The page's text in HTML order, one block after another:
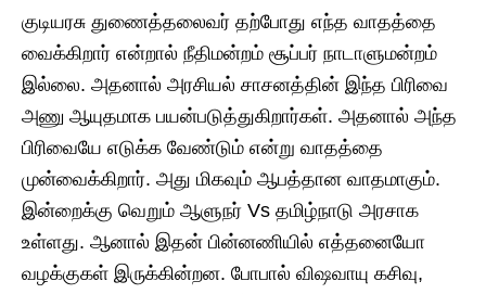
குடியரசு துணைத்தலைவர் தற்போது எந்த வாதத்தை
வைக்கிறார் என்றால் நீதிமன்றம் சூப்பர் நாடாளுமன்றம்
இல்லை. அதனால் அரசியல் சாசனத்தின் இந்த பிரிவை
அணு ஆயுதமாக பயன்படுத்துகிறார்கள். அதனால் அந்த
பிரிவையே எடுக்க வேண்டும் என்று வாதத்தை
முன்வைக்கிறார். அது மிகவும் ஆபத்தான வாதமாகும்.
இன்றைக்கு வெறும் ஆளுநர் Vs தமிழ்நாடு அரசாக
உள்ளது. ஆனால் இதன் பின்னணியில் எத்தனையோ
வழக்குகள் இருக்கின்றன. போபால் விஷவாயு கசிவு,